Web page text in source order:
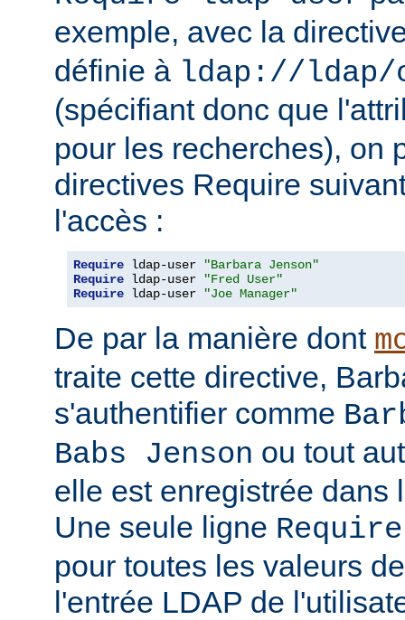
exemple, avec la
définie à ldap://ldap/
(spécifiant donc que
pour les recherches), on
directives Require
l'accès :
Require ldap-user
"Barbara Jenson"
Require ldap-user
"Fred User"
Require ldap-user "Joe Manager"
De par la manière dont
traite cette directive,
s'authentifier comme
Babs Jenson ou tout
elle est enregistrée dans
Une seule ligne
pour toutes les valeurs
l'entrée LDAP de